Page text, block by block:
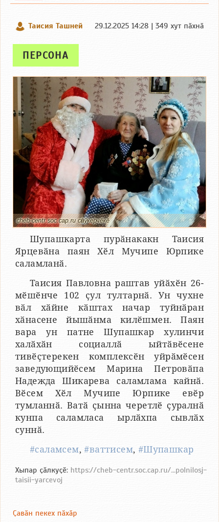
Таисия Ташней 29.12.2025 14:28 | 349 хут пӑхнӑ
ПЕРСОНА
cheb-centr.soc.cap.ru сӑнӳкерчӗкӗ
Шупашкарта пурӑнакакн Таисия
Ярцевӑна паян Хӗл Мучипе Юрпике
саламланӑ.
Таисия Павловна раштав уйӑхӗн 26-
мӗшӗнче 102 ҫул тултарнӑ. Ун чухне
вӑл хӑйне кӑштах начар туйнӑран
хӑнасене йышӑнма килӗшмен. Паян
вара ун патне Шупашкар хулинчи
халӑхӑн социаллӑ ыйтӑвӗсене
тивӗҫтерекен комплексӗн уйрӑмӗсен
заведующийӗсем Марина Петровӑпа
Надежда Шикарева саламлама кайнӑ.
Вӗсем Хӗл Мучипе Юрпике евӗр
тумланнӑ. Ватӑ ҫынна черетлӗ ҫуралнӑ
кунпа саламласа ырлӑхпа сывлӑх
суннӑ.
#саламсем,#ваттисем, #Шупашкар
Хыпар ҫӑлкуҫӗ: https://cheb-centr.soc.cap.ru/...polnilosj-
taisii-yarcevoj
Ҫавӑн пекех пӑхӑр